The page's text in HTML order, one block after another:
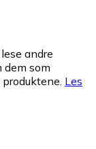
andre
dem som
Les